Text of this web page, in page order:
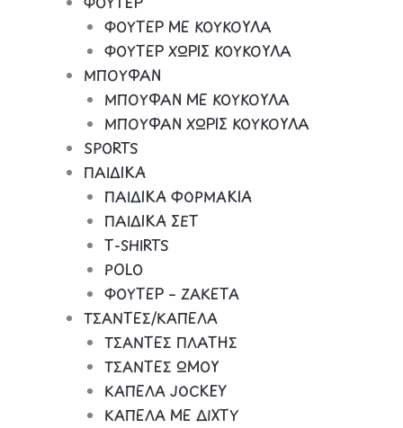
ΦΟΥΤΕΡ ΜΕ ΚΟΥΚΟΥΛΑ
ΦΟΥΤΕΡ ΧΩΡΙΣ ΚΟΥΚΟΥΛΑ
ΜΠΟΥΦΑΝ
ΜΠΟΥΦΑΝ ΜΕ ΚΟΥΚΟΥΛΑ
ΜΠΟΥΦΑΝ ΧΩΡΙΣ ΚΟΥΚΟΥΛΑ
SPORTS
ΠΑΙΔΙΚΑ
ΠΑΙΔΙΚΑ ΦΟΡΜΑΚΙΑ
ΠΑΙΔΙΚΑ ΣΕΤ
Τ-SHIRTS
POLO
ΦΟΥΤΕΡ – ΖΑΚΕΤΑ
ΤΣΑΝΤΕΣ/ΚΑΠΕΛΑ
ΤΣΑΝΤΕΣ ΠΛΑΤΗΣ
ΤΣΑΝΤΕΣ ΩΜΟΥ
ΚΑΠΕΛΑ JOCKEY
ΚΑΠΕΛΑ ΜΕ ΔΙΧΤΥ